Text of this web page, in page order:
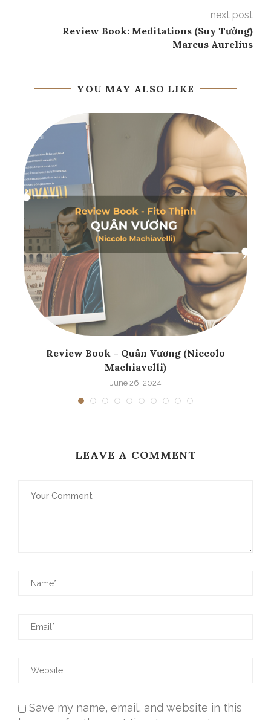
next post
Review Book: Meditations (Suy Tưởng)
Marcus Aurelius
YOU MAY ALSO LIKE
Review Book – Quân Vương (Niccolo
Machiavelli)
June 26, 2024
LEAVE A COMMENT
Save my name, email, and website in this